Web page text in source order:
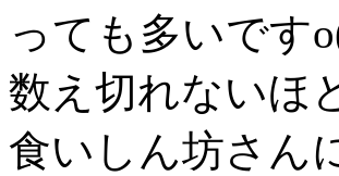
っても多いです
数え切れないほ
食いしん坊さん